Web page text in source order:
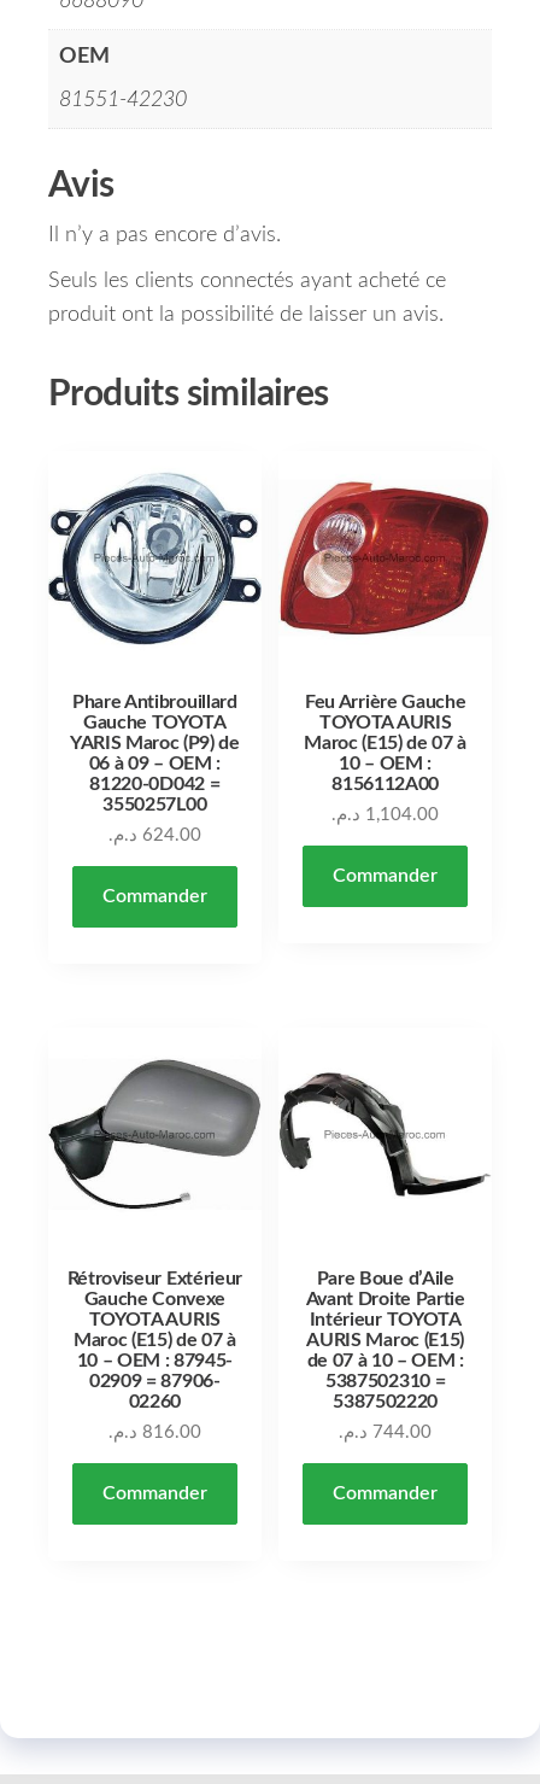
OEM
81551-42230
Avis
Il n’y a pas encore d’avis.
Seuls les clients connectés ayant acheté ce
produit ont la possibilité de laisser un avis.
Produits similaires
Phare Antibrouillard
Gauche TOYOTA
YARIS Maroc (P9) de
06 à 09 – OEM :
81220-0D042 =
3550257L00
624.00 د.م.
Commander
Feu Arrière Gauche
TOYOTA AURIS
Maroc (E15) de 07 à
10 – OEM :
8156112A00
1,104.00 د.م.
Commander
Rétroviseur Extérieur
Gauche Convexe
TOYOTA AURIS
Maroc (E15) de 07 à
10 – OEM : 87945-
02909 = 87906-
02260
816.00 د.م.
Commander
Pare Boue d’Aile
Avant Droite Partie
Intérieur TOYOTA
AURIS Maroc (E15)
de 07 à 10 – OEM :
5387502310 =
5387502220
744.00 د.م.
Commander